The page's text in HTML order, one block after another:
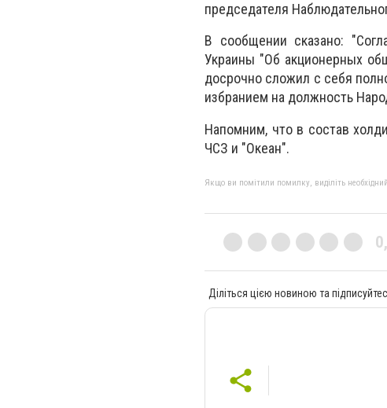
председателя
В сообщении сказано:
Украины "Об акционерных
досрочно сложил с себя
избранием на должность
Напомним, что в состав
ЧСЗ и "Океан".
Якщо ви помітили помилку, виділіть
Діліться цією новиною та